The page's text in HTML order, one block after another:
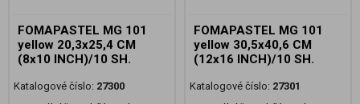
FOMAPASTEL MG 101
yellow 20,3x25,4 CM
(8x10 INCH)/10 SH.
Katalogové číslo: 27300
FOMAPASTEL MG 101
yellow 30,5x40,6 CM
(12x16 INCH)/10 SH.
Katalogové číslo: 27301